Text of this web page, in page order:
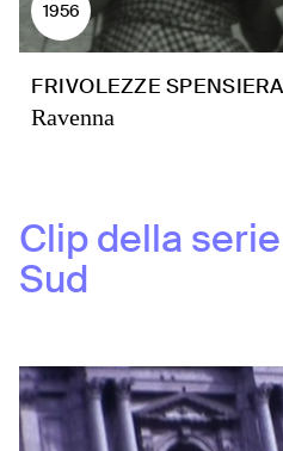
1956
FRIVOLEZZE
Ravenna
Clip della serie
Sud